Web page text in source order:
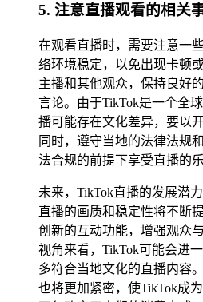
5. 注意直播观看的相关
在观看直播时，需要注意一
络环境稳定，以免出现卡顿
主播和其他观众，保持良好
言论。由于TikTok是一个全
播可能存在文化差异，要以
同时，遵守当地的法律法规
法合规的前提下享受直播的乐
未来，TikTok直播的发展潜
直播的画质和稳定性将不断
创新的互动功能，增强观众
视角来看，TikTok可能会进
多符合当地文化的直播内容
也将更加紧密，使TikTok成